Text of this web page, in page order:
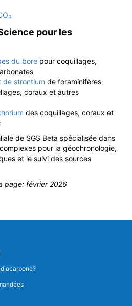
3
pour les
du bore pour coquillages,
de strontium de foraminifères
coraux et autres
des coquillages, coraux et
de SGS Beta spécialisée dans
pour la géochronologie,
et le suivi des sources
page: février 2026